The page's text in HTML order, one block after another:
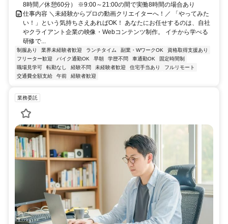
8時間／休憩60分） ※9:00～21:00の間で実働8時間の場合あり
仕事内容 ＼未経験からプロの動画クリエイターへ！／ 「やってみた
い！」という気持ちさえあればOK！ あなたにお任せするのは、自社
やクライアント企業の映像・Webコンテンツ制作。 イチから学べる
研修で...
制服あり 業界未経験者歓迎 ランチタイム 副業・WワークOK
資格取得支援あり
フリーター歓迎
バイク通勤OK 早朝 学歴不問 車通勤OK
固定時間制
職場見学可
転勤なし 経験不問 未経験者歓迎 住宅手当あり
フルリモート
交通費全額支給
午前 経験者歓迎
業務委託